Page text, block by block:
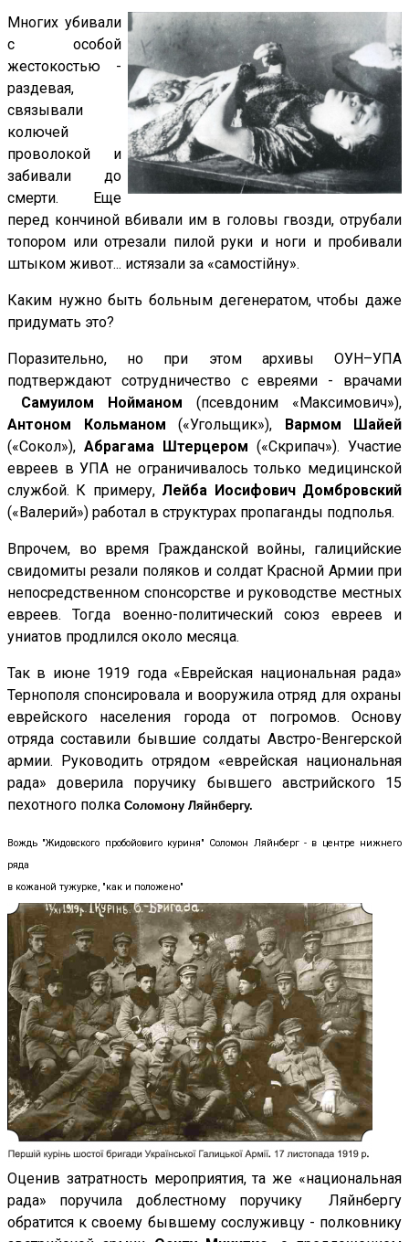
Многих убивали
с особой
жестокостью -
раздевая,
связывали
колючей
проволокой и
забивали до
смерти. Еще
перед кончиной вбивали им в головы гвозди, отрубали
топором или отрезали пилой руки и ноги и пробивали
штыком живот... истязали за «самостійну».
Каким нужно быть больным дегенератом, чтобы даже
придумать это?
Поразительно, но при этом архивы ОУН–УПА
подтверждают сотрудничество с евреями - врачами
Самуилом Нойманом (псевдоним «Максимович»),
Антоном Кольманом («Угольщик»),
Вармом Шайей
(«Сокол»), Абрагама Штерцером («Скрипач»). Участие
евреев в УПА не ограничивалось только медицинской
службой. К примеру, Лейба Иосифович Домбровский
(«Валерий») работал в структурах пропаганды подполья.
Впрочем, во время Гражданской войны, галицийские
свидомиты резали поляков и солдат Красной Армии при
непосредственном спонсорстве и руководстве местных
евреев. Тогда военно-политический союз евреев и
униатов продлился около месяца.
Так в июне 1919 года «Еврейская национальная рада»
Тернополя спонсировала и вооружила отряд для охраны
еврейского населения города от погромов. Основу
отряда составили бывшие солдаты Австро-Венгерской
армии. Руководить отрядом «еврейская национальная
рада» доверила поручику бывшего австрийского 15
пехотного полка Соломону Ляйнбергу.
Вождь "Жидовского пробойовиго куриня" Соломон Ляйнберг - в центре нижнего
ряда
в кожаной тужурке, "как и положено"
Оценив затратность мероприятия, та же «национальная
рада» поручила доблестному поручику Ляйнбергу
обратится к своему бывшему сослуживцу - полковнику